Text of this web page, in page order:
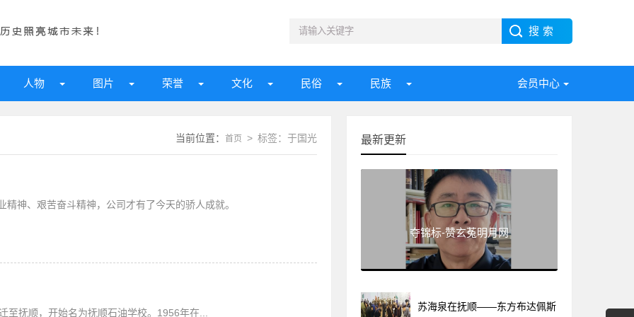
人物 图片 荣誉 文化 民俗 民族 会员中心
当前位置： 首页 > 标签：于国光
神、艰苦奋斗精神，公司才有了今天的骄人成就。
抚顺，开始名为抚顺石油学校。1956年在...
最新更新
夺锦标-赞玄菟明月网
苏海泉在抚顺——东方布达佩斯